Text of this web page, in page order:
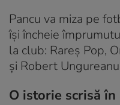
Pancu va miza pe
își încheie
la club: Rareș Pop,
și Robert
O istorie scrisă